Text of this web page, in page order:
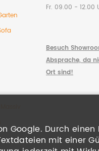
Fr. 09.00 - 12.00
Besuch
Absprache, da
Ort sind!
Google. Durch
mit einer